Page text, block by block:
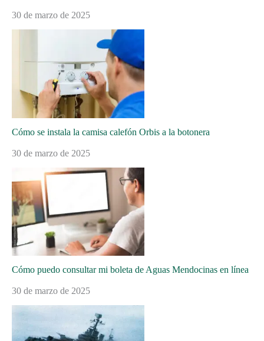
30 de marzo de 2025
Cómo se instala la camisa calefón Orbis a la botonera
30 de marzo de 2025
Cómo puedo consultar mi boleta de Aguas Mendocinas en línea
30 de marzo de 2025